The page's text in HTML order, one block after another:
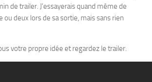
de trailer. J’essayerais quand même de
ou deux lors de sa sortie, mais sans rien
votre propre idée et regardez le trailer.